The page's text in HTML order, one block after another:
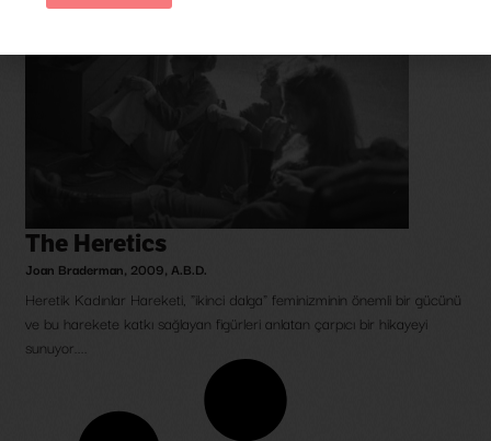
The Heretics
Joan Braderman, 2009, A.B.D.
Heretik Kadınlar Hareketi, "ikinci dalga" feminizminin önemli bir gücünü
ve bu harekete katkı sağlayan figürleri anlatan çarpıcı bir hikayeyi
sunuyor....